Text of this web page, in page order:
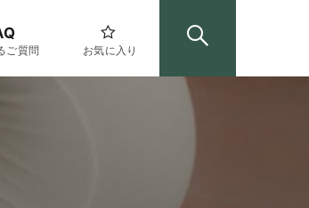
ご質問 お気に入り